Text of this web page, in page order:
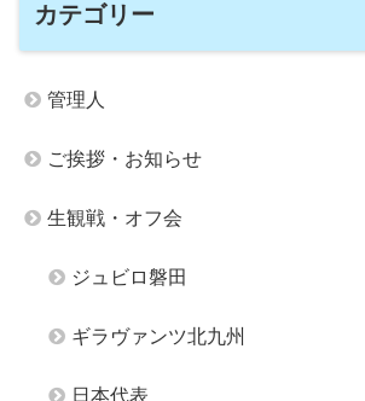
カテゴリー
管理人
ご挨拶・お知らせ
生観戦・オフ会
ジュビロ磐田
ギラヴァンツ北九州
日本代表